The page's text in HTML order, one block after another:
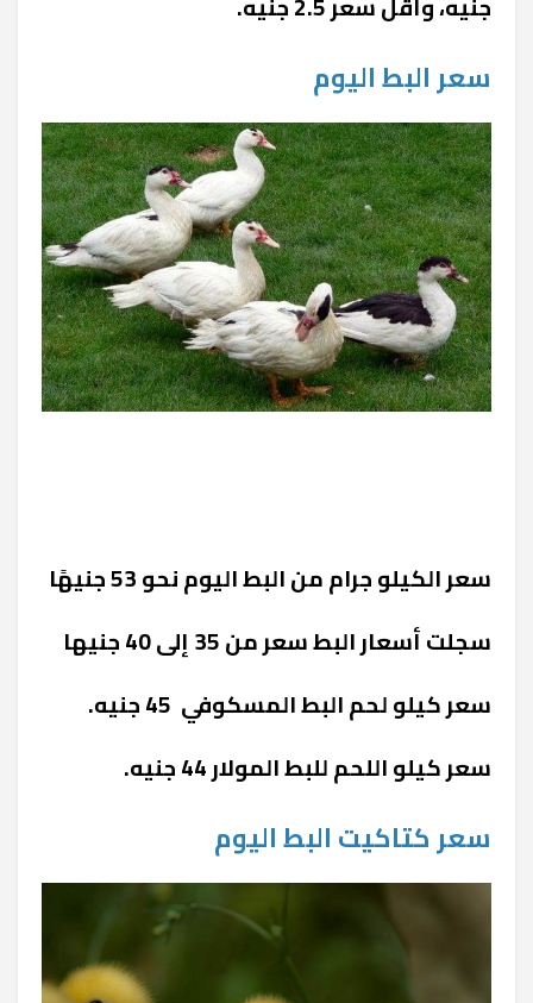
سعر البط اليوم
سعر الكيلو جرام من البط اليوم نحو 53 جنيهًا
سجلت أسعار البط سعر من 35 إلى 40 جنيها
سعر كيلو لحم البط المسكوفي 45 جنيه.
سعر كيلو اللحم للبط المولار 44 جنيه.
سعر كتاكيت البط اليوم